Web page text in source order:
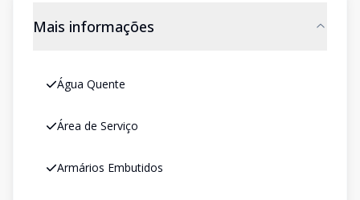
Mais informações
Água Quente
Área de Serviço
Armários Embutidos